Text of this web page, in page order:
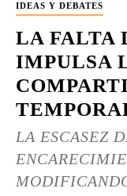
IDEAS Y DEBATES
LA FALTA
IMPULSA
LA ESCASEZ